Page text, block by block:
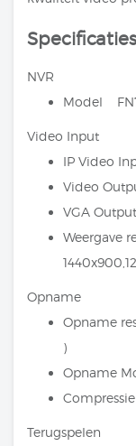
NVR
Model
Video Input
IP Video
Video
VGA
Weergave
Opname
Opname
)
Opname
Terugspelen